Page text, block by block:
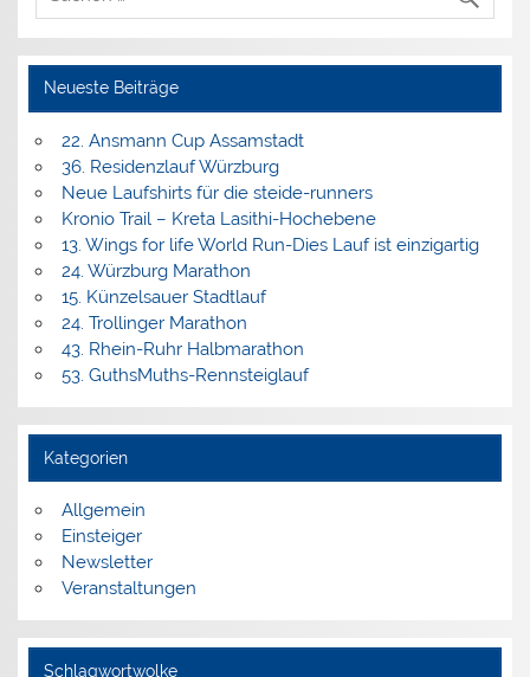
Neueste Beiträge
22. Ansmann Cup Assamstadt
36. Residenzlauf Würzburg
Neue Laufshirts für die steide-runners
Kronio Trail – Kreta Lasithi-Hochebene
13. Wings for life World Run-Dies Lauf ist einzigartig
24. Würzburg Marathon
15. Künzelsauer Stadtlauf
24. Trollinger Marathon
43. Rhein-Ruhr Halbmarathon
53. GuthsMuths-Rennsteiglauf
Kategorien
Allgemein
Einsteiger
Newsletter
Veranstaltungen
Schlagwortwolke